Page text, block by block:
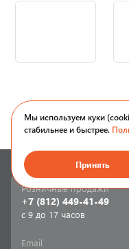
Мы используем куки
стабильнее и быстрее.
Принять
Розничные продажи
+7 (812) 449-41-49
с 9 до 17 часов
Email